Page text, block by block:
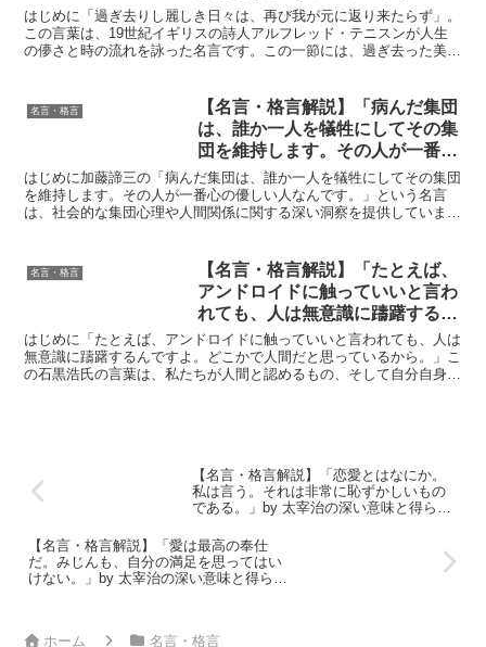
ニスンの深い意味と得られる教訓
はじめに「過ぎ去りし麗しき日々は、再び我が元に返り来たらず」。
この言葉は、19世紀イギリスの詩人アルフレッド・テニスンが人生
の儚さと時の流れを詠った名言です。この一節には、過ぎ去った美し
名言・格言
【名言・格言解説】「病んだ集団
は、誰か一人を犠牲にしてその集
団を維持します。その人が一番心
の優しい人なんです。」by 加藤
諦三の深い意味と得られる教訓
はじめに加藤諦三の「病んだ集団は、誰か一人を犠牲にしてその集団
を維持します。その人が一番心の優しい人なんです。」という名言
は、社会的な集団心理や人間関係に関する深い洞察を提供していま
名言・格言
【名言・格言解説】「たとえば、
アンドロイドに触っていいと言わ
れても、人は無意識に躊躇するん
ですよ。どこかで人間だと思って
いるから。」by 石黒浩の深い意
味と得られる教訓
はじめに「たとえば、アンドロイドに触っていいと言われても、人は
無意識に躊躇するんですよ。どこかで人間だと思っているから。」こ
の石黒浩氏の言葉は、私たちが人間と認めるもの、そして自分自身と
【名言・格言解説】「恋愛とはなにか。
私は言う。それは非常に恥ずかしいもの
である。」by 太宰治の深い意味と得られ
【名言・格言解説】「愛は最高の奉仕
だ。みじんも、自分の満足を思ってはい
けない。」by 太宰治の深い意味と得られ
ホーム 名言・格言